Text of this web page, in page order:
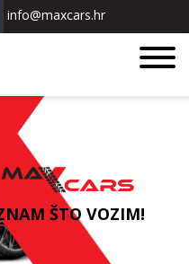
info@maxcars.hr
ŠTO VOZIM!